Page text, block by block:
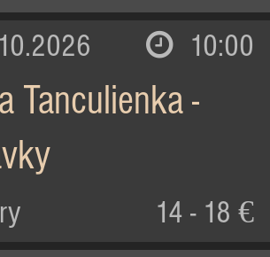
10:00
Tanculienka -
14 - 18 €